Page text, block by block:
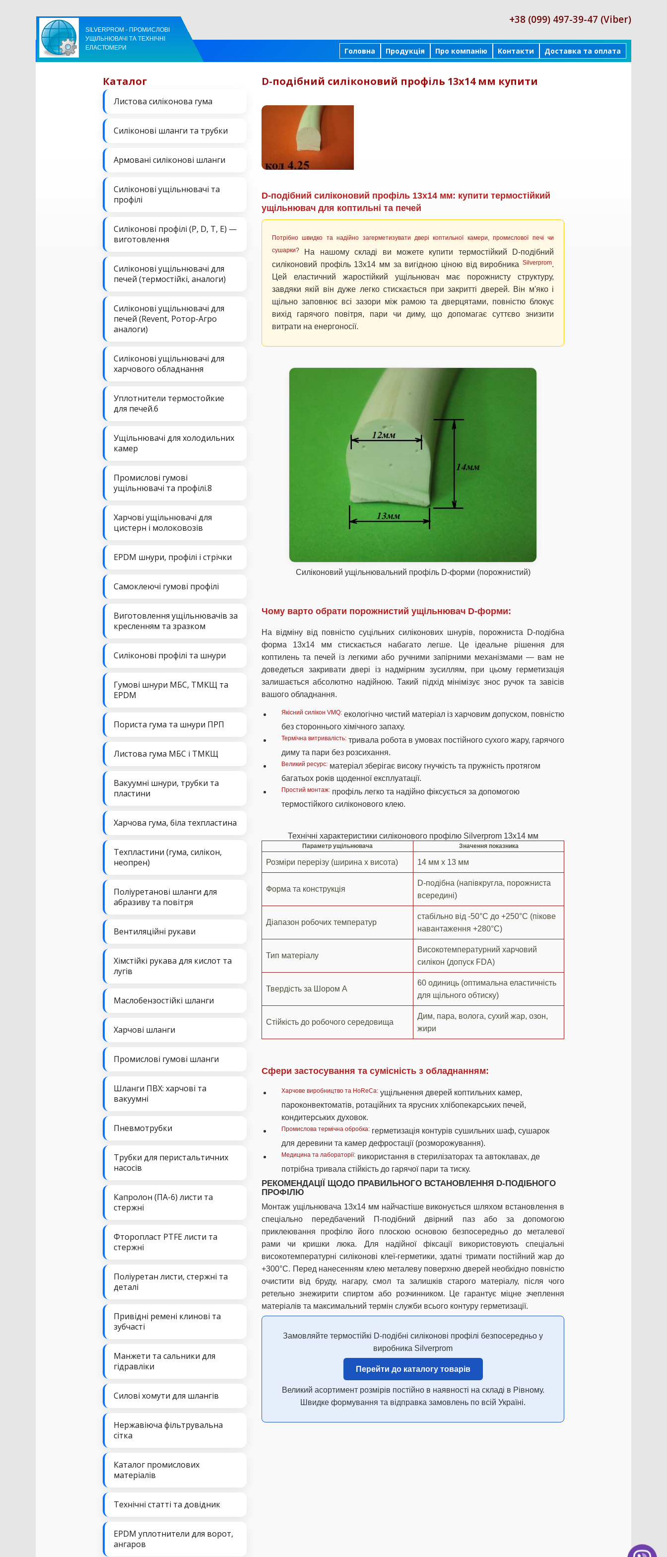
+38 (099) 497-39-47 (Viber)
SILVERPROM - ПРОМИСЛОВІ
УЩІЛЬНЮВАЧІ ТА ТЕХНІЧНІ
ЕЛАСТОМЕРИ
Головна Продукція Про компанію Контакти Доставка та оплата
Каталог
Листова силіконова гума
Силіконові шланги та трубки
Армовані силіконові шланги
Силіконові ущільнювачі та
профілі
Силіконові профілі (P, D, T, E) —
виготовлення
Силіконові ущільнювачі для
печей (термостійкі, аналоги)
Силіконові ущільнювачі для
печей (Revent, Ротор-Агро
аналоги)
Силіконові ущільнювачі для
харчового обладнання
Уплотнители термостойкие
для печей.6
Ущільнювачі для холодильних
камер
Промислові гумові
ущільнювачі та профілі.8
Харчові ущільнювачі для
цистерн і молоковозів
EPDM шнури, профілі і стрічки
Самоклеючі гумові профілі
Виготовлення ущільнювачів за
кресленням та зразком
Силіконові профілі та шнури
Гумові шнури МБС, ТМКЩ та
EPDM
Пориста гума та шнури ПРП
Листова гума МБС і ТМКЩ
Вакуумні шнури, трубки та
пластини
Харчова гума, біла техпластина
Техпластини (гума, силікон,
неопрен)
Поліуретанові шланги для
абразиву та повітря
Вентиляційні рукави
Хімстійкі рукава для кислот та
лугів
Маслобензостійкі шланги
Харчові шланги
Промислові гумові шланги
Шланги ПВХ: харчові та
вакуумні
Пневмотрубки
Трубки для перистальтичних
насосів
Капролон (ПА-6) листи та
стержні
Фторопласт PTFE листи та
стержні
Поліуретан листи, стержні та
деталі
Привідні ремені клинові та
зубчасті
Манжети та сальники для
гідравліки
Силові хомути для шлангів
Нержавіюча фільтрувальна
сітка
Каталог промислових
матеріалів
Технічні статті та довідник
EPDM уплотнители для ворот,
ангаров
D-подібний силіконовий профіль 13х14 мм купити
D-подібний силіконовий профіль 13х14 мм: купити термостійкий
ущільнювач для коптильні та печей
Потрібно швидко та надійно загерметизувати двері коптильної камери, промислової печі чи
сушарки?
На нашому складі ви можете купити термостійкий D-подібний
силіконовий профіль 13х14 мм за вигідною ціною від виробника Silverprom.
Цей еластичний жаростійкий ущільнювач має порожнисту структуру,
завдяки якій він дуже легко стискається при закритті дверей. Він м'яко і
щільно заповнює всі зазори між рамою та дверцятами, повністю блокує
вихід гарячого повітря, пари чи диму, що допомагає суттєво знизити
витрати на енергоносії.
Силіконовий ущільнювальний профіль D-форми (порожнистий)
Чому варто обрати порожнистий ущільнювач D-форми:
На відміну від повністю суцільних силіконових шнурів, порожниста D-подібна
форма 13х14 мм стискається набагато легше. Це ідеальне рішення для
коптилень та печей із легкими або ручними запірними механізмами — вам не
доведеться закривати двері із надмірним зусиллям, при цьому герметизація
залишається абсолютно надійною. Такий підхід мінімізує знос ручок та завісів
вашого обладнання.
Якісний силікон VMQ: екологічно чистий матеріал із харчовим допуском, повністю
без стороннього хімічного запаху.
Термічна витривалість: тривала робота в умовах постійного сухого жару, гарячого
диму та пари без розсихання.
Великий ресурс: матеріал зберігає високу гнучкість та пружність протягом
багатьох років щоденної експлуатації.
Простий монтаж: профіль легко та надійно фіксується за допомогою
термостійкого силіконового клею.
Технічні характеристики силіконового профілю Silverprom 13х14 мм
Параметр ущільнювача Значення показника
Розміри перерізу (ширина х висота) 14 мм х 13 мм
Форма та конструкція
D-подібна (напівкругла, порожниста
всередині)
Діапазон робочих температур
стабільно від -50°C до +250°C (пікове
навантаження +280°C)
Тип матеріалу
Високотемпературний харчовий
силікон (допуск FDA)
Твердість за Шором А
60 одиниць (оптимальна еластичність
для щільного обтиску)
Стійкість до робочого середовища
Дим, пара, волога, сухий жар, озон,
жири
Сфери застосування та сумісність з обладнанням:
Харчове виробництво та HoReCa: ущільнення дверей коптильних камер,
пароконвектоматів, ротаційних та ярусних хлібопекарських печей,
кондитерських духовок.
Промислова термічна обробка: герметизація контурів сушильних шаф, сушарок
для деревини та камер дефростації (розморожування).
Медицина та лабораторії: використання в стерилізаторах та автоклавах, де
потрібна тривала стійкість до гарячої пари та тиску.
РЕКОМЕНДАЦІЇ ЩОДО ПРАВИЛЬНОГО ВСТАНОВЛЕННЯ D-ПОДІБНОГО
ПРОФІЛЮ
Монтаж ущільнювача 13х14 мм найчастіше виконується шляхом встановлення в
спеціально передбачений П-подібний двірний паз або за допомогою
приклеювання профілю його плоскою основою безпосередньо до металевої
рами чи кришки люка. Для надійної фіксації використовують спеціальні
високотемпературні силіконові клеї-герметики, здатні тримати постійний жар до
+300°C. Перед нанесенням клею металеву поверхню дверей необхідно повністю
очистити від бруду, нагару, смол та залишків старого матеріалу, після чого
ретельно знежирити спиртом або розчинником. Це гарантує міцне зчеплення
матеріалів та максимальний термін служби всього контуру герметизації.
Замовляйте термостійкі D-подібні силіконові профілі безпосередньо у
виробника Silverprom
Перейти до каталогу товарів
Великий асортимент розмірів постійно в наявності на складі в Рівному.
Швидке формування та відправка замовлень по всій Україні.